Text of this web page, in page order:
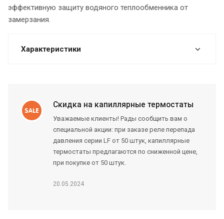
эффективную защиту водяного теплообменника от
замерзания.
Характеристики
Скидка на капиллярные термостаты
Уважаемые клиенты! Рады сообщить вам о
специальной акции: при заказе реле перепада
давления серии LF от 50 штук, капиллярные
термостаты предлагаются по сниженной цене,
при покупке от 50 штук.
20.05.2024